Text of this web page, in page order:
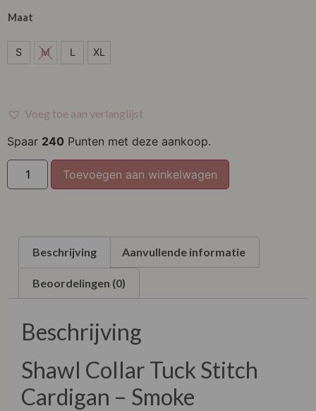
Maat
S
S M L XL
Voeg toe aan verlanglijst
Spaar 240 Punten met deze aankoop.
Toevoegen aan winkelwagen
Beschrijving Aanvullende informatie
Beoordelingen (0)
Beschrijving
Shawl Collar Tuck Stitch
Cardigan – Smoke